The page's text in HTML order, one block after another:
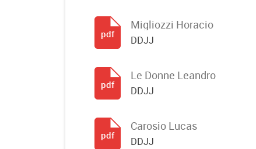
Migliozzi Horacio
DDJJ
pdf
Le Donne Leandro
DDJJ
pdf
Carosio Lucas
DDJJ
pdf